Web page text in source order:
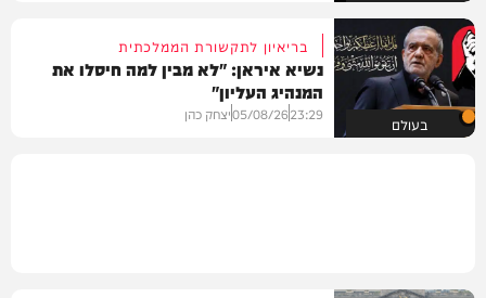
בעולם
בריאיון לתקשורת הממלכתית
נשיא איראן: "לא מבין למה חיסלו את
המנהיג העליון"
23:29
05/08/26יצחק כהן